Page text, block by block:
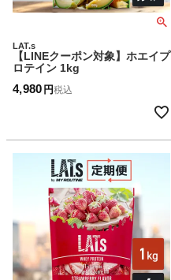
LAT.s
【LINEクーポン対象】ホエイプ
ロテイン 1kg
4,980 税込